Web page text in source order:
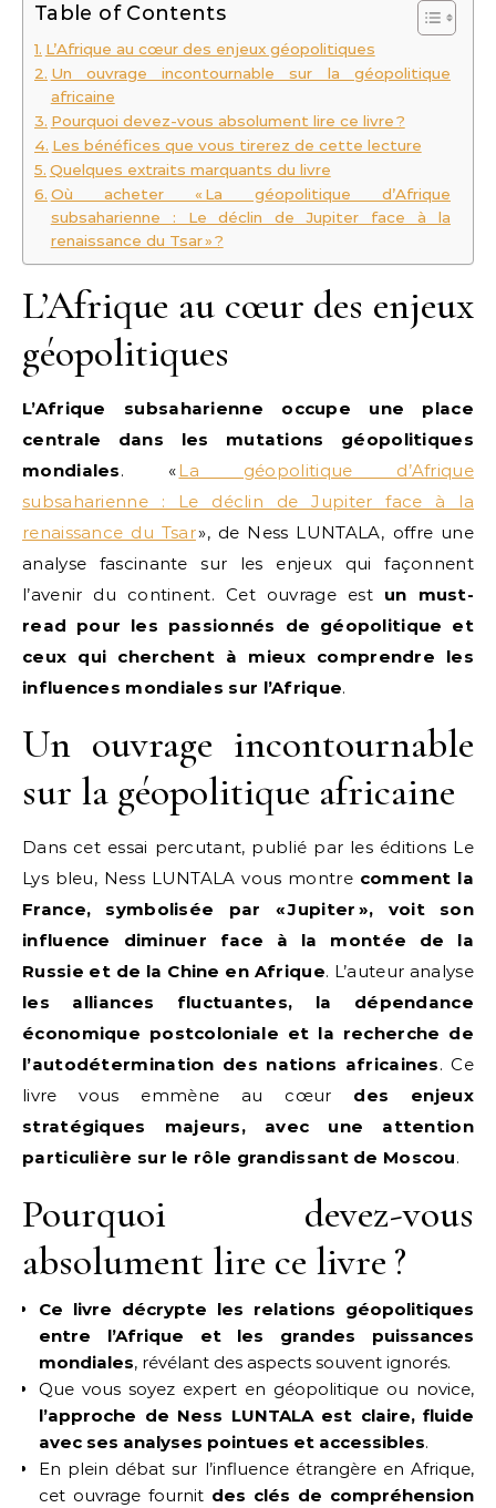
Table of Contents
L’Afrique au cœur des enjeux géopolitiques
Un ouvrage incontournable sur la géopolitique
africaine
Pourquoi devez-vous absolument lire ce livre ?
Les bénéfices que vous tirerez de cette lecture
Quelques extraits marquants du livre
Où acheter « La géopolitique d’Afrique
subsaharienne : Le déclin de Jupiter face à la
renaissance du Tsar » ?
L’Afrique au cœur des enjeux
géopolitiques
L’Afrique subsaharienne occupe une place
centrale dans les mutations géopolitiques
mondiales. «La géopolitique d’Afrique
subsaharienne : Le déclin de Jupiter face à la
renaissance du Tsar», de Ness LUNTALA, offre une
analyse fascinante sur les enjeux qui façonnent
l’avenir du continent. Cet ouvrage est un must-
read pour les passionnés de géopolitique et
ceux qui cherchent à mieux comprendre les
influences mondiales sur l’Afrique.
Un ouvrage incontournable
sur la géopolitique africaine
Dans cet essai percutant, publié par les éditions Le
Lys bleu, Ness LUNTALA vous montre comment la
France, symbolisée par «Jupiter », voit son
influence diminuer face à la montée de la
Russie et de la Chine en Afrique. L’auteur analyse
les alliances fluctuantes, la dépendance
économique postcoloniale et la recherche de
l’autodétermination des nations africaines. Ce
livre vous emmène au cœur des enjeux
stratégiques majeurs, avec une attention
particulière sur le rôle grandissant de Moscou.
Pourquoi devez-vous
absolument lire ce livre ?
Ce livre décrypte les relations géopolitiques
entre l’Afrique et les grandes puissances
mondiales, révélant des aspects souvent ignorés.
Que vous soyez expert en géopolitique ou novice,
l’approche de Ness LUNTALA est claire, fluide
avec ses analyses pointues et accessibles.
En plein débat sur l’influence étrangère en Afrique,
cet ouvrage fournit des clés de compréhension